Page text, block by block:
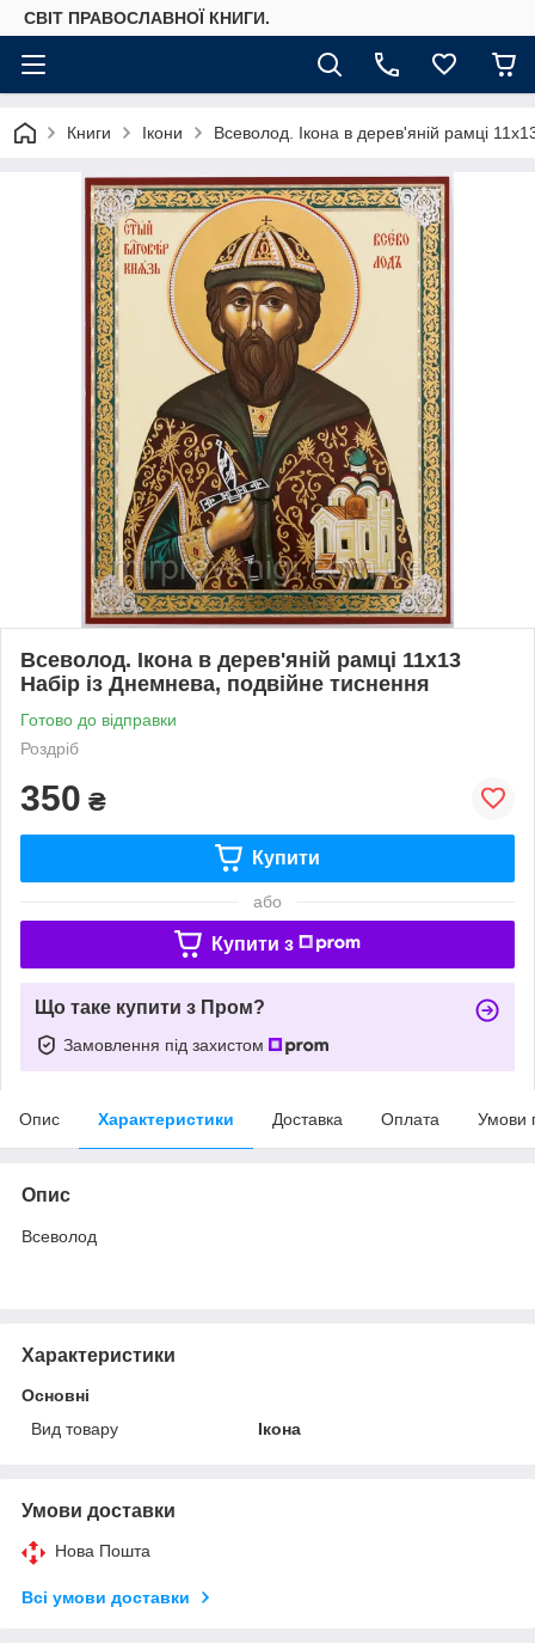
СВІТ ПРАВОСЛАВНОЇ КНИГИ.
Книги Ікони Всеволод. Ікона в дерев'яній рамці
Всеволод. Ікона в дерев'яній рамці 11х13
Набір із Днемнева, подвійне тиснення
Готово до відправки
Роздріб
350 ₴
Купити
або
Купити з
Що таке купити з Пром?
Замовлення під захистом
Опис Характеристики Доставка Оплата Умови
Опис
Всеволод
Характеристики
Основні
Вид товару
Ікона
Умови доставки
Нова Пошта
Всі умови доставки